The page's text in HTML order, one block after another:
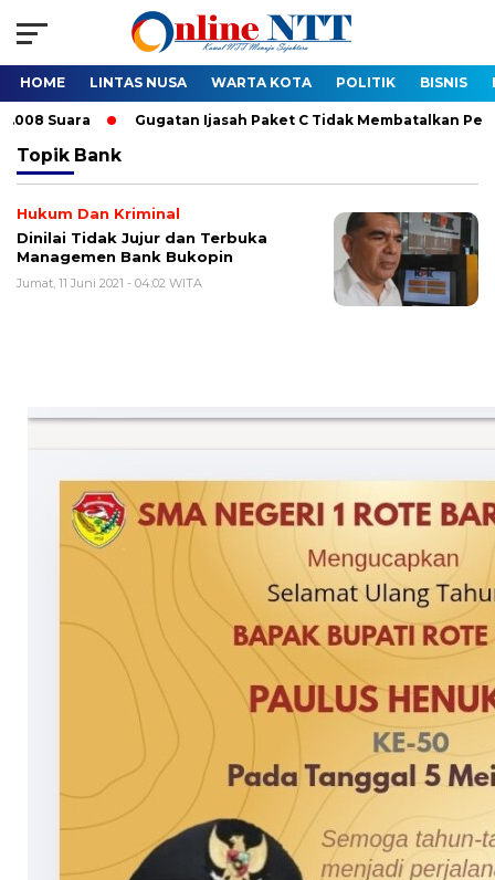
HOME LINTAS NUSA WARTA KOTA POLITIK BISNIS
Gugatan Ijasah Paket C Tidak Membatalkan
Topik Bank
Hukum Dan Kriminal
Dinilai Tidak Jujur dan Terbuka
Managemen Bank Bukopin
Jumat, 11 Juni 2021 - 04:02 WITA